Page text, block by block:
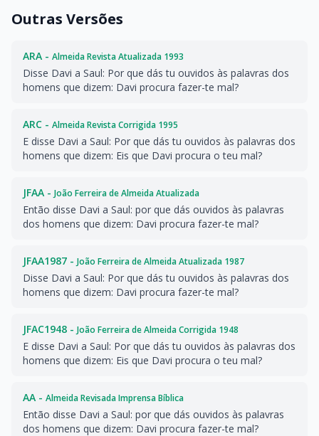
Outras Versões
ARA - Almeida Revista Atualizada 1993
Disse Davi a Saul: Por que dás tu ouvidos às palavras dos
homens que dizem: Davi procura fazer-te mal?
ARC - Almeida Revista Corrigida 1995
E disse Davi a Saul: Por que dás tu ouvidos às palavras dos
homens que dizem: Eis que Davi procura o teu mal?
JFAA - João Ferreira de Almeida Atualizada
Então disse Davi a Saul: por que dás ouvidos às palavras
dos homens que dizem: Davi procura fazer-te mal?
JFAA1987 - João Ferreira de Almeida Atualizada 1987
Disse Davi a Saul: Por que dás tu ouvidos às palavras dos
homens que dizem: Davi procura fazer-te mal?
JFAC1948 - João Ferreira de Almeida Corrigida 1948
E disse Davi a Saul: Por que dás tu ouvidos às palavras dos
homens que dizem: Eis que Davi procura o teu mal?
AA - Almeida Revisada Imprensa Bíblica
Então disse Davi a Saul: por que dás ouvidos às palavras
dos homens que dizem: Davi procura fazer-te mal?